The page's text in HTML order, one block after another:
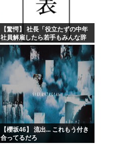
【驚愕】 社長「役立たずの中年
社員解雇したら若手もみんな辞
めてしまった…」
【櫻坂46】 流出... これもう付き
合ってるだろ